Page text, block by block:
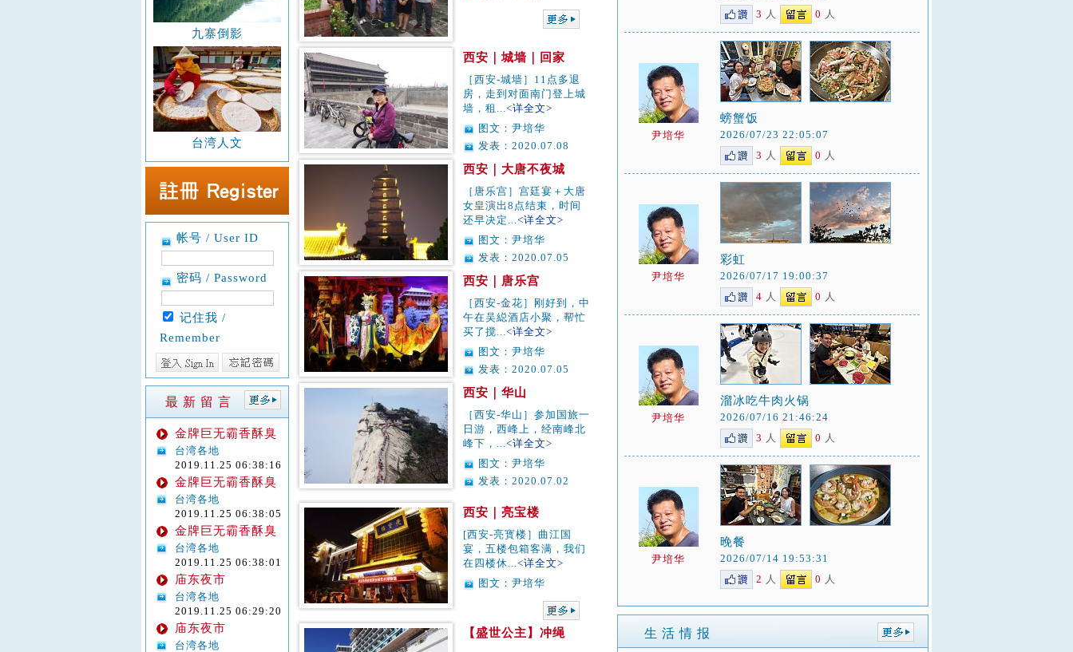
九寨倒影
台湾人文
帐号 / User ID
密码 / Password
记住我 /
Remember
最 新 留 言
金牌巨无霸香酥臭
台湾各地
2019.11.25 06:38:16
金牌巨无霸香酥臭
台湾各地
2019.11.25 06:38:05
金牌巨无霸香酥臭
台湾各地
2019.11.25 06:38:01
庙东夜市
台湾各地
2019.11.25 06:29:20
庙东夜市
台湾各地
西安｜城墙｜回家
［西安-城墙］11点多退
房，走到对面南门登上城
墙，租...<详全文>
图文：尹培华
发表：2020.07.08
西安｜大唐不夜城
［唐乐宫］宫廷宴＋大唐
女皇演出8点结束，时间
还早决定...<详全文>
图文：尹培华
发表：2020.07.05
西安｜唐乐宫
［西安-金花］刚好到，中
午在吴縂酒店小聚，帮忙
买了搅...<详全文>
图文：尹培华
发表：2020.07.05
西安｜华山
［西安-华山］参加国旅一
日游，西峰上，经南峰北
峰下，...<详全文>
图文：尹培华
发表：2020.07.02
西安｜亮宝楼
[西安-亮寳楼］曲江国
宴，五楼包箱客满，我们
在四楼休...<详全文>
图文：尹培华
【盛世公主】冲绳
3 人 0 人
尹培华
螃蟹饭
2026/07/23 22:05:07
3 人 0 人
尹培华
彩虹
2026/07/17 19:00:37
4 人 0 人
尹培华
溜冰吃牛肉火锅
2026/07/16 21:46:24
3 人 0 人
尹培华
晚餐
2026/07/14 19:53:31
2 人 0 人
生 活 情 报